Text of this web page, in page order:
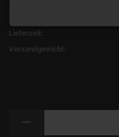
Lieferzeit:
Versandgewicht: